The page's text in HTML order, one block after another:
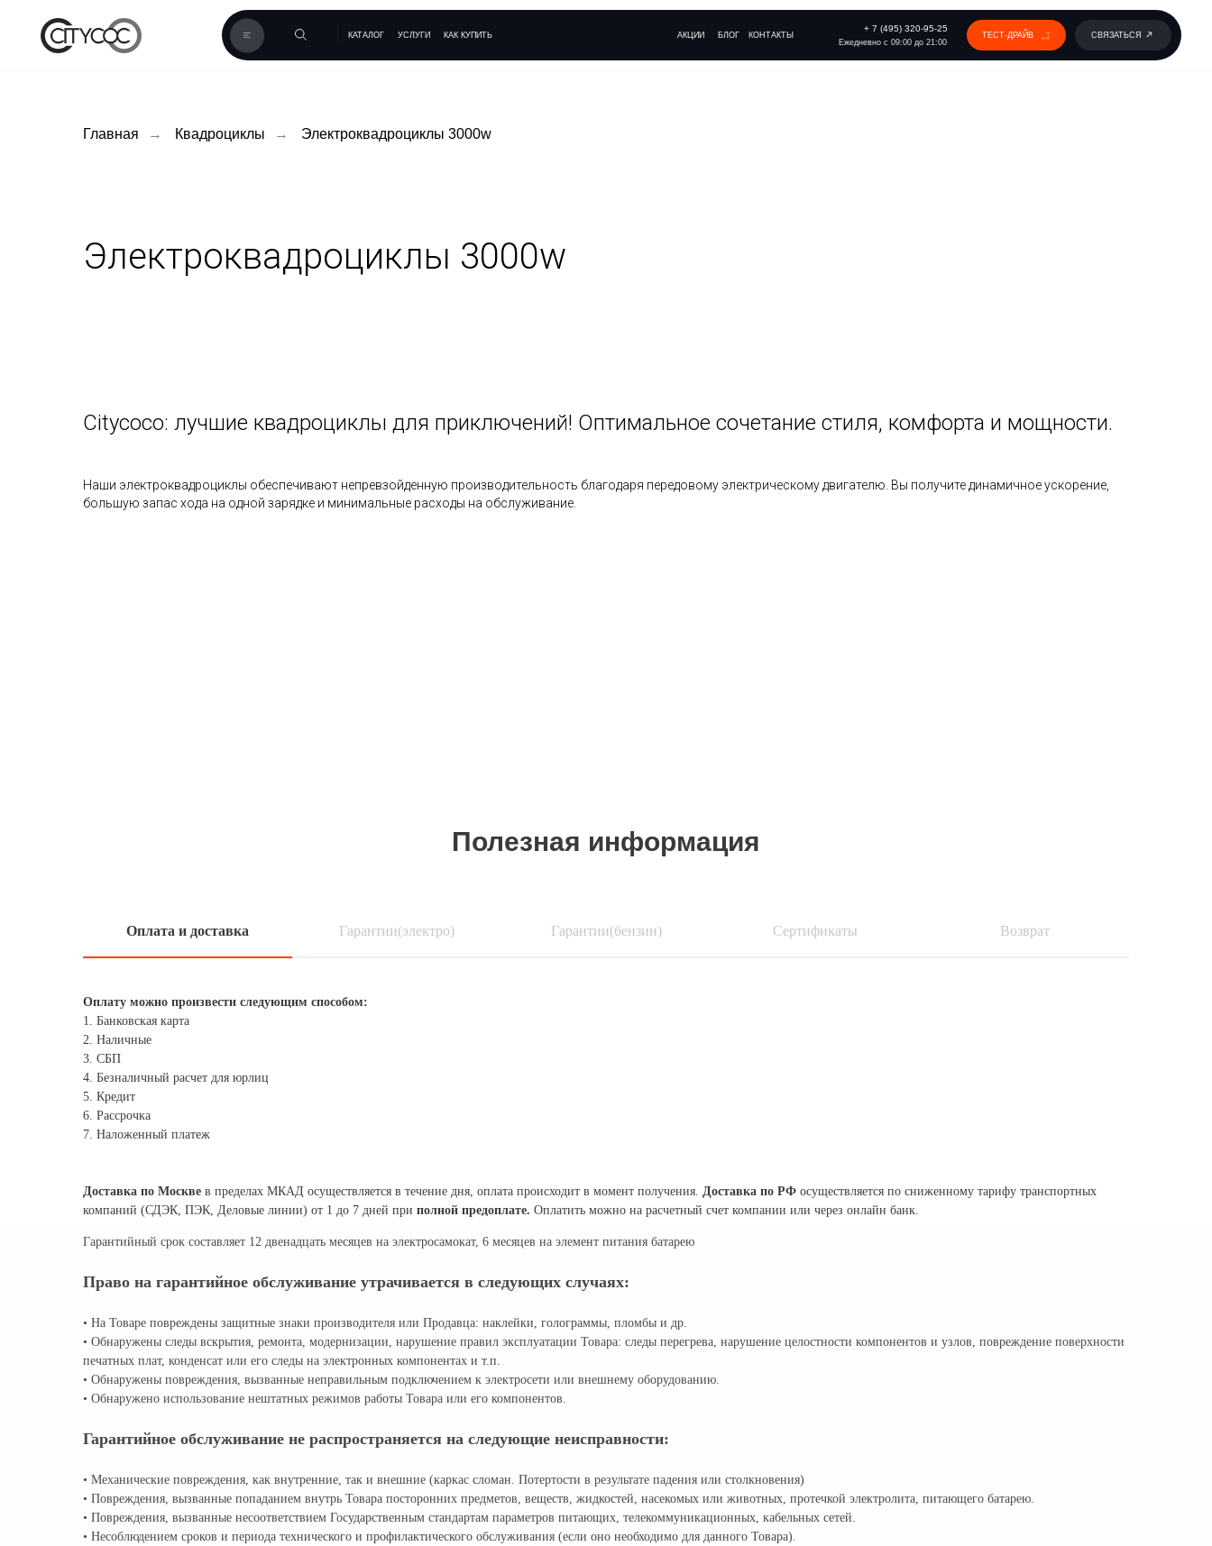
Ежедневно с 09:00 до 21:00
КАК КУПИТЬ КОНТАКТЫ
УСЛУГИ ТЕСТ-ДРАЙВ СВЯЗАТЬСЯ
Главная → Квадроциклы → Электроквадроциклы 3000w
Электроквадроциклы 3000w
Citycoco: лучшие квадроциклы для приключений! Оптимальное сочетание стиля, комфорта и мощности.
Наши электроквадроциклы обеспечивают непревзойденную производительность благодаря передовому электрическому двигателю. Вы получите динамичное ускорение,
большую запас хода на одной зарядке и минимальные расходы на обслуживание.
Полезная информация
Оплата и доставка Гарантии(электро) Гарантии(бензин) Сертификаты Возврат
Оплату можно произвести следующим способом:
1. Банковская карта
2. Наличные
3. СБП
4. Безналичный расчет для юрлиц
5. Кредит
6. Рассрочка
7. Наложенный платеж
Доставка по Москве в пределах МКАД осуществляется в течение дня, оплата происходит в момент получения. Доставка по РФ осуществляется по сниженному тарифу транспортных
компаний (СДЭК, ПЭК, Деловые линии) от 1 до 7 дней при полной предоплате. Оплатить можно на расчетный счет компании или через онлайн банк.
Гарантийный срок составляет 12 двенадцать месяцев на электросамокат, 6 месяцев на элемент питания батарею
Право на гарантийное обслуживание утрачивается в следующих случаях:
• На Товаре повреждены защитные знаки производителя или Продавца: наклейки, голограммы, пломбы и др.
• Обнаружены следы вскрытия, ремонта, модернизации, нарушение правил эксплуатации Товара: следы перегрева, нарушение целостности компонентов и узлов, повреждение поверхности
печатных плат, конденсат или его следы на электронных компонентах и т.п.
• Обнаружены повреждения, вызванные неправильным подключением к электросети или внешнему оборудованию.
• Обнаружено использование нештатных режимов работы Товара или его компонентов.
Гарантийное обслуживание не распространяется на следующие неисправности:
• Механические повреждения, как внутренние, так и внешние (каркас сломан. Потертости в результате падения или столкновения)
• Повреждения, вызванные попаданием внутрь Товара посторонних предметов, веществ, жидкостей, насекомых или животных, протечкой электролита, питающего батарею.
• Повреждения, вызванные несоответствием Государственным стандартам параметров питающих, телекоммуникационных, кабельных сетей.
• Несоблюдением сроков и периода технического и профилактического обслуживания (если оно необходимо для данного Товара).